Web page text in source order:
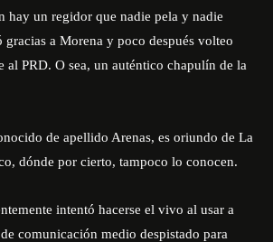
hay un regidor que nadie pela y nadie
a Morena y poco después volteo
al PRD. O sea, un auténtico chapulín de la
de apellido Arenas, es oriundo de La
dónde por cierto, tampoco lo conocen.
intentó hacerse el vivo al usar a
comunicación medio despistado para